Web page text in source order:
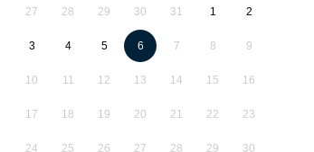
27 28 29 30 31 1 2
3 4 5 6 7 8 9
10 11 12 13 14 15 16
17 18 19 20 21 22 23
24 25 26 27 28 29 30